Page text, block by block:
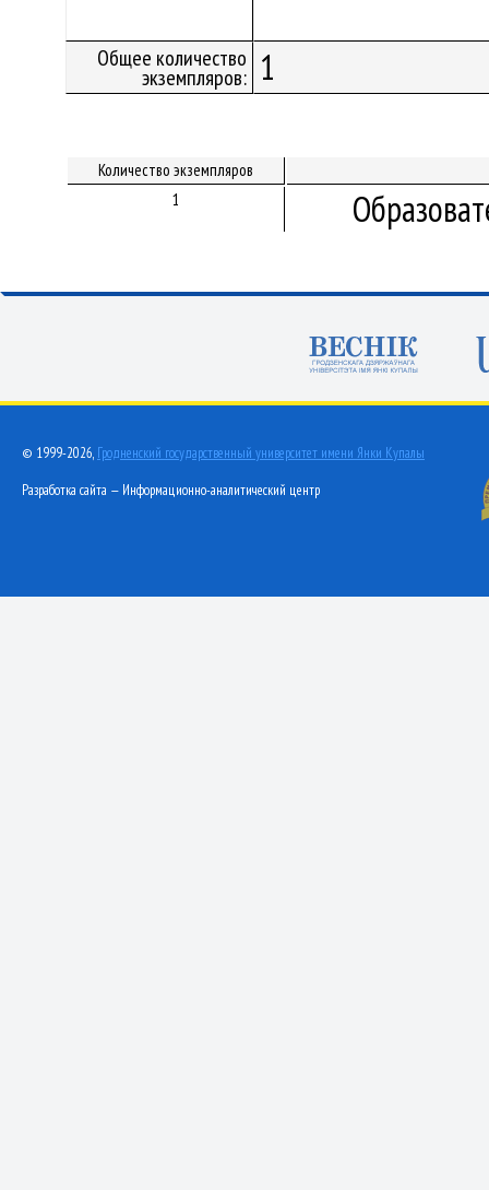
Общее количество
экземпляров: 1
Количество экземпляров
1
© 1999-2026, Гродненский государственный университет имени Янки Купалы
Разработка сайта — Информационно-аналитический центр